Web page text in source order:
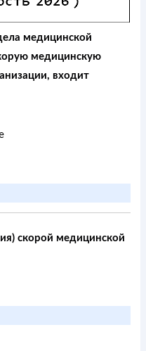
медицинской
медицинскую
входит
скорой медицинской